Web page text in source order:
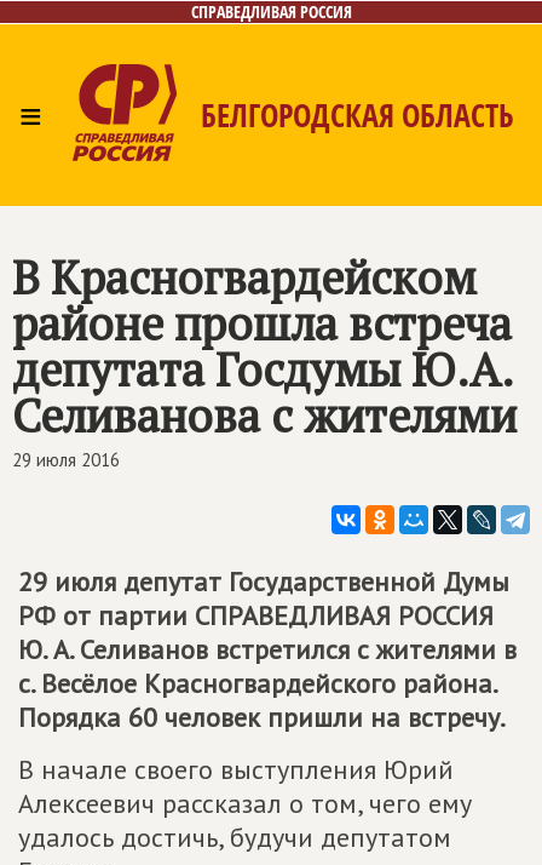
СПРАВЕДЛИВАЯ РОССИЯ
≡ БЕЛГОРОДСКАЯ ОБЛАСТЬ
В Красногвардейском
районе прошла встреча
депутата Госдумы Ю.А.
Селиванова с жителями
29 июля 2016
29 июля депутат Государственной Думы
РФ от партии СПРАВЕДЛИВАЯ РОССИЯ
Ю. А. Селиванов встретился с жителями в
с. Весёлое Красногвардейского района.
Порядка 60 человек пришли на встречу.
В начале своего выступления Юрий
Алексеевич рассказал о том, чего ему
удалось достичь, будучи депутатом